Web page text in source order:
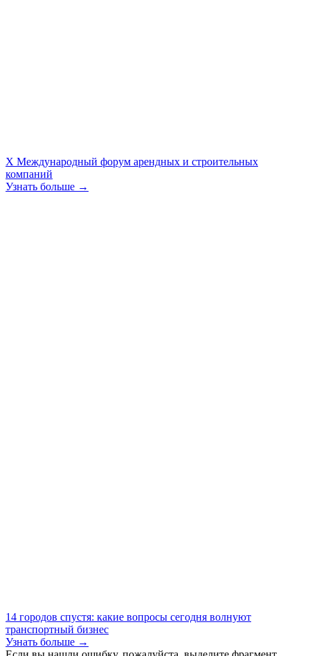
X Международный форум арендных и строительных
компаний
Узнать больше →
14 городов спустя: какие вопросы сегодня волнуют
транспортный бизнес
Узнать больше →